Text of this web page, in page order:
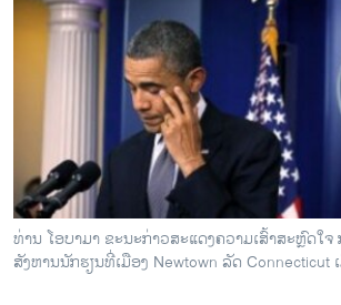
ອິດສະຫຼະພາບດ້ານການຂ່າວ
ຊີວິດຊາວລາວ
ຊຸມຊົນຊາວລາວ
ວິທະຍາສາດ-ເທັກໂນໂລຈີ
ທຸລະກິດ
ພາສາອັງກິດ
ວີດີໂອ
ທ່ານ ໂອບາມາ ຂະນະກ່າວສະແດງຄວາມເສົ້າສະຫຼົດໃຈ
ສັງຫານນັກຮຽນທີ່ເມືອງ Newtown ລັດ Connecticut